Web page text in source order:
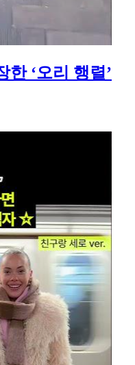
한 ‘오리 행렬’